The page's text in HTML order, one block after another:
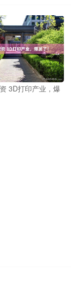
3D打印产业，爆